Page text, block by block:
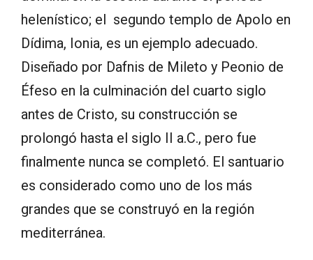
helenístico; el segundo templo de Apolo en
Dídima, Ionia, es un ejemplo adecuado.
Diseñado por Dafnis de Mileto y Peonio de
Éfeso en la culminación del cuarto siglo
antes de Cristo, su construcción se
prolongó hasta el siglo II a.C., pero fue
finalmente nunca se completó. El santuario
es considerado como uno de los más
grandes que se construyó en la región
mediterránea.